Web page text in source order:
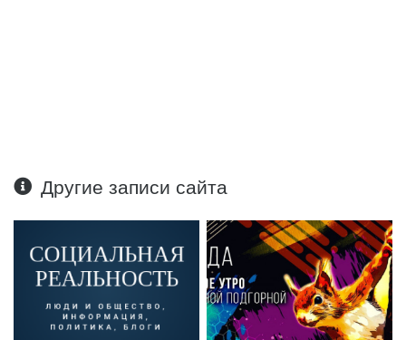
Другие записи сайта